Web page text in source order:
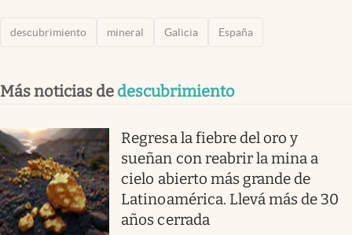
descubrimiento mineral Galicia España
Más noticias de descubrimiento
Regresa la fiebre del oro y
sueñan con reabrir la mina a
cielo abierto más grande de
Latinoamérica. Llevá más de 30
años cerrada